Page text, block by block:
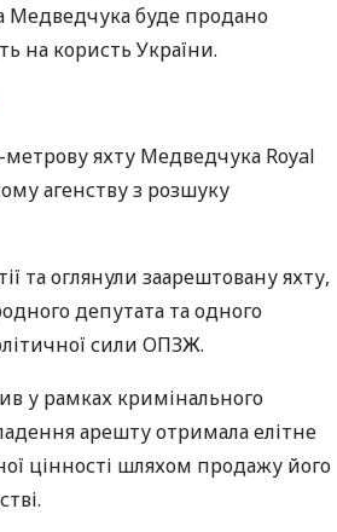
Медведчука буде продано
на користь України.
яхту Медведчука Royal
агенству з розшуку
та оглянули заарештовану яхту,
депутата та одного
сили ОПЗЖ.
у рамках кримінального
арешту отримала елітне
цінності шляхом продажу його